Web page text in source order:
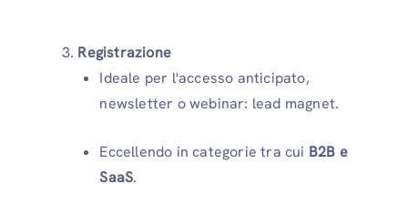
Registrazione
Ideale per l'accesso anticipato,
newsletter o webinar: lead magnet.
Eccellendo in categorie tra cui B2B e
SaaS.